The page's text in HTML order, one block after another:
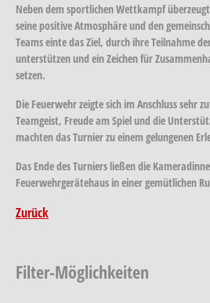
Neben dem sportlichen Wettkampf
seine positive Atmosphäre und den
Teams einte das Ziel, durch ihre Teilnahme
unterstützen und ein Zeichen für
setzen.
Die Feuerwehr zeigte sich im Anschluss sehr
Teamgeist, Freude am Spiel und die
machten das Turnier zu einem gelungenen
Das Ende des Turniers ließen die
Feuerwehrgerätehaus in einer gemütlichen
Zurück
Filter-Möglichkeiten